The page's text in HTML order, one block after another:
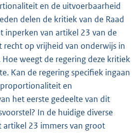
en de uitvoerbaarheid
delen de kritiek van de Raad
inperken van artikel 23 van de
recht op vrijheid van onderwijs in
weegt de regering deze kritiek
Kan de regering specifiek ingaan
en
het eerste gedeelte van dit
In de huidige diverse
artikel 23 immers van groot